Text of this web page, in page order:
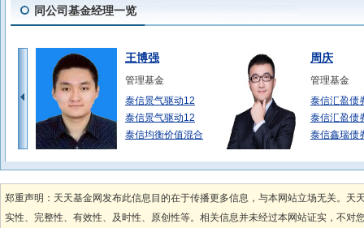
同公司基金经理一览
王博强
管理基金
泰信景气驱动12
泰信景气驱动12
泰信均衡价值混合
周庆
管理基金
泰信汇盈债
泰信汇盈债
泰信鑫瑞债
徐慕浩
管理基金
泰信竞争优选混合
泰信蓝筹精选混合
李俊江
管理基金
泰信鑫益定
泰信鑫益定
郑重声明：天天基金网发布此信息目的在于传播更多信息，与本网站立场无关。
实性、完整性、有效性、及时性、原创性等。相关信息并未经过本网站证实，不